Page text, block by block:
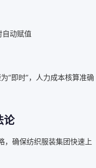
自动赋值
“即时”，人力成本核算准确
论
，确保纺织服装集团快速上